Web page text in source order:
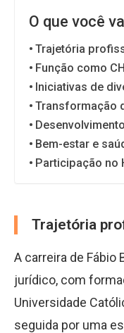
O que você
Trajetória
Função como
Iniciativas de
Transformação
Bem-estar e
Participação no
Trajetória
A carreira de Fábio
jurídico, com
Universidade
seguida por uma